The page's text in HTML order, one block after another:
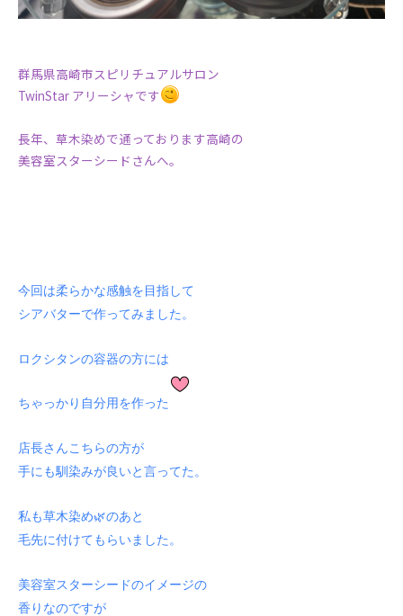
群馬県高崎市スピリチュアルサロン
TwinStar アリーシャです
長年、草木染めで通っております高崎の
美容室スターシードさんへ。
今回は柔らかな感触を目指して
シアバターで作ってみました。
ロクシタンの容器の方には
ちゃっかり自分用を作った
店長さんこちらの方が
手にも馴染みが良いと言ってた。
私も草木染め🌿のあと
毛先に付けてもらいました。
美容室スターシードのイメージの
香りなのですが